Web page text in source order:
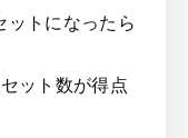
ットになったら
ット数が得点